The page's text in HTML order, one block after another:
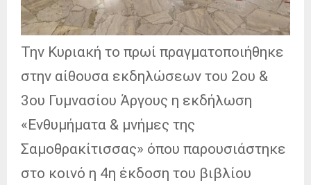
Την Κυριακή το πρωί πραγματοποιήθηκε
στην αίθουσα εκδηλώσεων του 2ου &
3ου Γυμνασίου Άργους η εκδήλωση
«Ενθυμήματα & μνήμες της
Σαμοθρακίτισσας» όπου παρουσιάστηκε
στο κοινό η 4η έκδοση του βιβλίου